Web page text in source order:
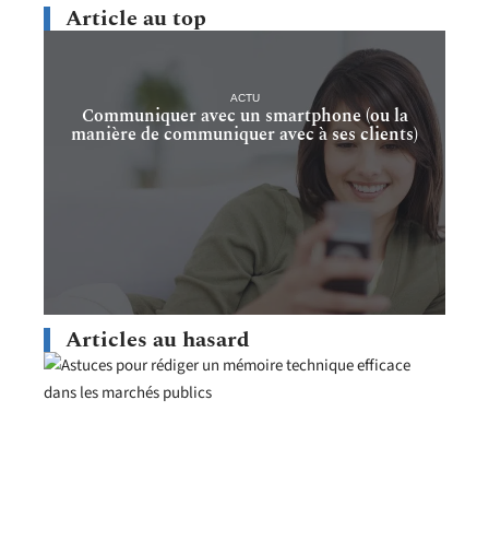
Article au top
ACTU
Communiquer avec un smartphone (ou la
manière de communiquer avec à ses clients)
Articles au hasard